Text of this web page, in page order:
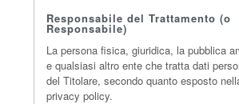
Responsabile del Trattamento (o
Responsabile)
La persona fisica, giuridica, la pubblica
e qualsiasi altro ente che tratta dati
del Titolare, secondo quanto esposto
privacy policy.